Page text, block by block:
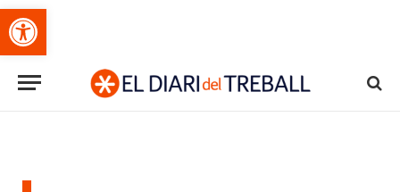
Obre la barra d'eines